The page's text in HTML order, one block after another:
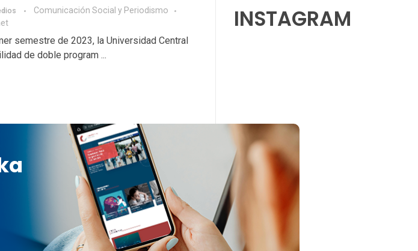
Comunicación Social y Periodismo
semestre de 2023, la Universidad Central
de doble program ...
INSTAGRAM